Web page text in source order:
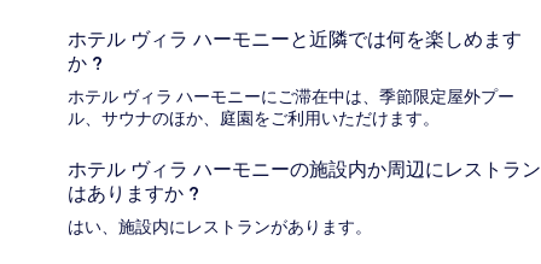
ホテル ヴィラ ハーモニーと近隣では何を楽しめます
か ?
ホテル ヴィラ ハーモニーにご滞在中は、季節限定屋外プー
ル、サウナのほか、庭園をご利用いただけます。
ホテル ヴィラ ハーモニーの施設内か周辺にレストラン
はありますか ?
はい、施設内にレストランがあります。